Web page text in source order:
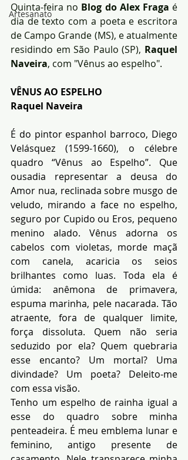
Artesanato
Quinta-feira no Blog do Alex Fraga é
dia de texto com a poeta e escritora
de Campo Grande (MS), e atualmente
residindo em São Paulo (SP), Raquel
Naveira, com "Vênus ao espelho".
VÊNUS AO ESPELHO
Raquel Naveira
É do pintor espanhol barroco, Diego
Velásquez (1599-1660), o célebre
quadro “Vênus ao Espelho”. Que
ousadia representar a deusa do
Amor nua, reclinada sobre musgo de
veludo, mirando a face no espelho,
seguro por Cupido ou Eros, pequeno
menino alado. Vênus adorna os
cabelos com violetas, morde maçã
com canela, acaricia os seios
brilhantes como luas. Toda ela é
úmida: anêmona de primavera,
espuma marinha, pele nacarada. Tão
atraente, fora de qualquer limite,
força dissoluta. Quem não seria
seduzido por ela? Quem quebraria
esse encanto? Um mortal? Uma
divindade? Um poeta? Deleito-me
com essa visão.
Tenho um espelho de rainha igual a
esse do quadro sobre minha
penteadeira. É meu emblema lunar e
feminino, antigo presente de